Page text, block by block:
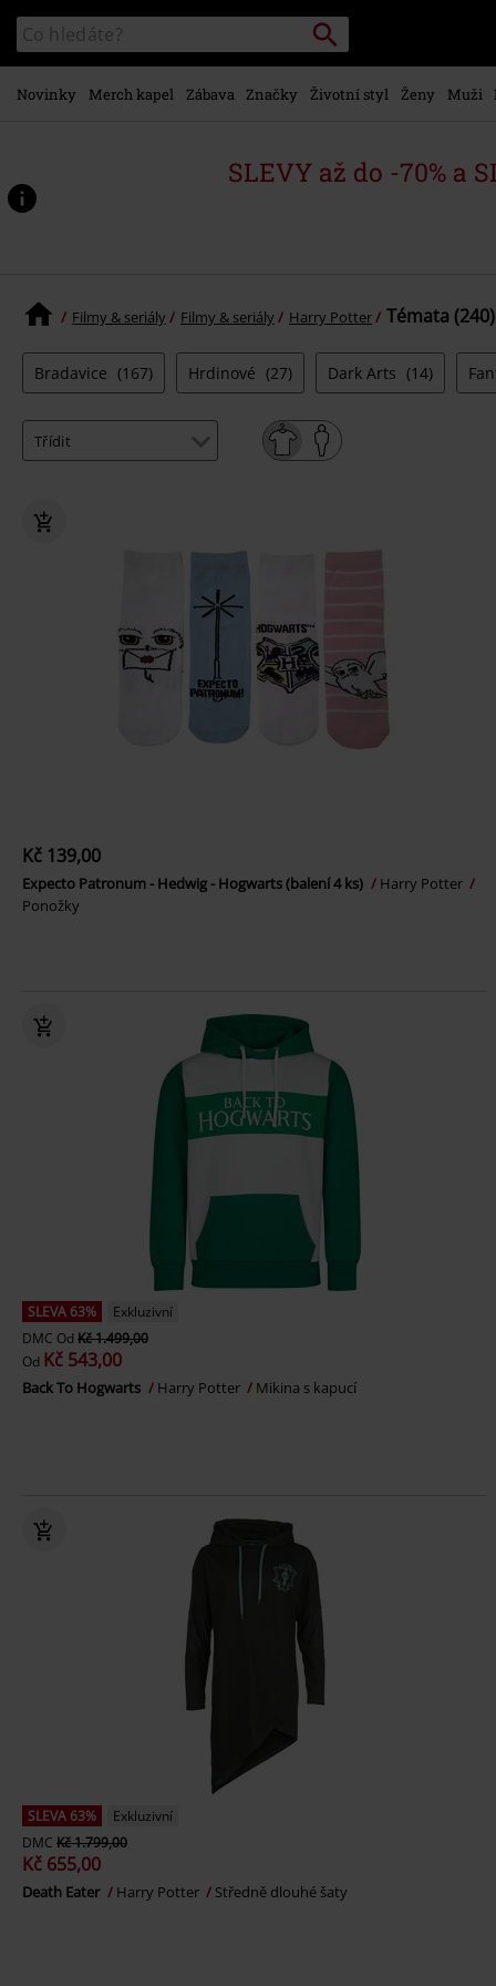
hlavnímu
obsahu
Katalog
vyhledávání
Vyhledávání
Novinky Merch kapel Zábava Značky Životní styl Ženy Muži
SLEVY až do -70% a
Filmy & seriály Filmy & seriály Harry Potter Témata (240)
Bradavice (167) Hrdinové (27) Dark Arts (14)
Kč 139,00
Expecto Patronum - Hedwig - Hogwarts (balení 4 ks)
Harry Potter
Ponožky
SLEVA 63%
Exkluzivní
DMC Od Kč 1.499,00
Od Kč 543,00
Back To Hogwarts Harry Potter Mikina s kapucí
SLEVA 63%
Exkluzivní
DMC Kč 1.799,00
Kč 655,00
Death Eater Harry Potter Středně dlouhé šaty